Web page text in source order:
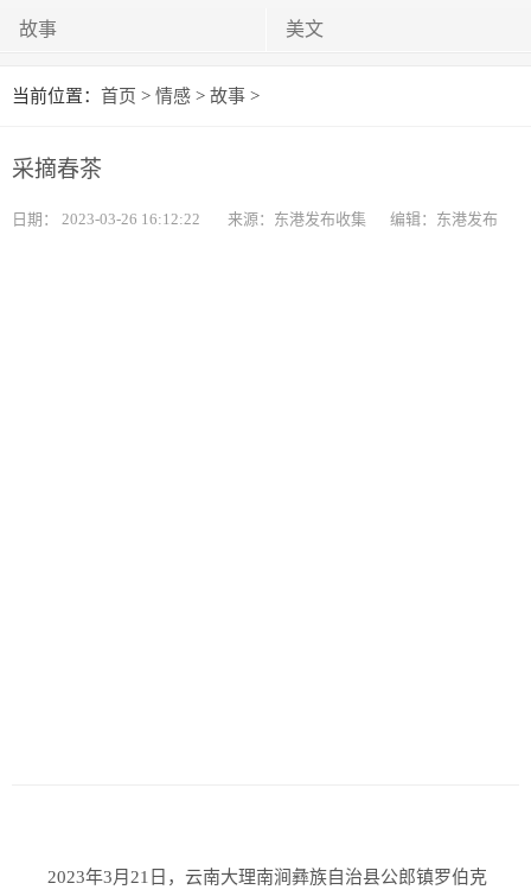
故事 美文
当前位置： 首页 > 情感 > 故事 >
采摘春茶
日期： 2023-03-26 16:12:22 来源：东港发布收集 编辑：东港发布
2023年3月21日，云南大理南涧彝族自治县公郎镇罗伯克